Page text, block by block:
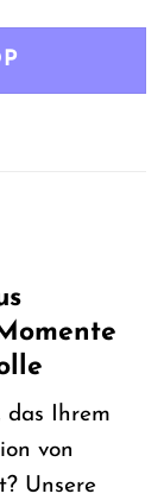
das Ihrem
von
Unsere